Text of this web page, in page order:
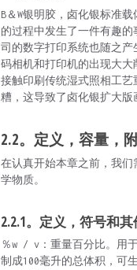
B＆W银明胶，卤化银标准
的过程中发生了一件有趣
司的数字打印系统也随之
码相机和打印机的出现大
接触印刷传统湿式照相工
糟，这导致了卤化银扩大版
2.2。定义，容量，
在认真开始本章之前，我
学物质。
2.2.1。定义，符号和其
％w / v：重量百分比。用
制成100毫升的总体积，可